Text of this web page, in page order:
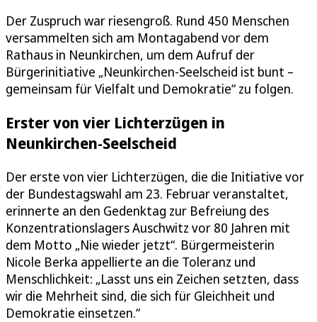
Der Zuspruch war riesengroß. Rund 450 Menschen
versammelten sich am Montagabend vor dem
Rathaus in Neunkirchen, um dem Aufruf der
Bürgerinitiative „Neunkirchen-Seelscheid ist bunt –
gemeinsam für Vielfalt und Demokratie“ zu folgen.
Erster von vier Lichterzügen in
Neunkirchen-Seelscheid
Der erste von vier Lichterzügen, die die Initiative vor
der Bundestagswahl am 23. Februar veranstaltet,
erinnerte an den Gedenktag zur Befreiung des
Konzentrationslagers Auschwitz vor 80 Jahren mit
dem Motto „Nie wieder jetzt“. Bürgermeisterin
Nicole Berka appellierte an die Toleranz und
Menschlichkeit: „Lasst uns ein Zeichen setzten, dass
wir die Mehrheit sind, die sich für Gleichheit und
Demokratie einsetzen.“